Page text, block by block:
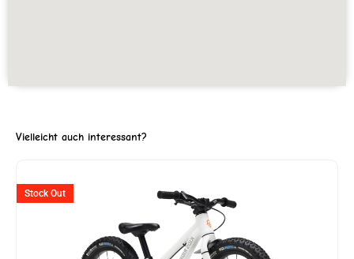
Vielleicht auch interessant?
Stock Out
Preis
war: